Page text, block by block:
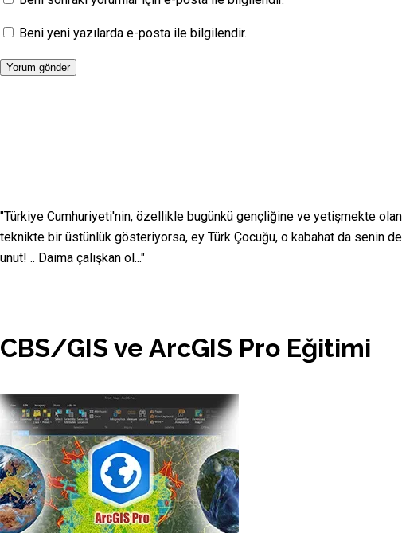
Beni yeni yazılarda e-posta ile bilgilendir.
"Türkiye Cumhuriyeti'nin, özellikle bugünkü gençliğine ve yetişmekte
teknikte bir üstünlük gösteriyorsa, ey Türk Çocuğu, o kabahat da senin
unut! .. Daima çalışkan ol..."
CBS/GIS ve ArcGIS Pro Eğitimi